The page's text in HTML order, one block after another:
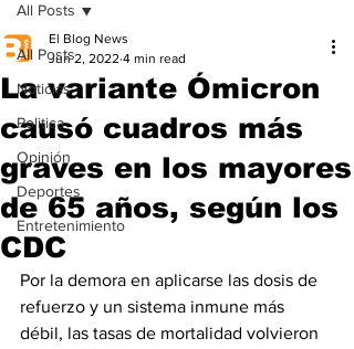
All Posts
Noticias
Politica
Opinión
Deportes
Entretenimiento
All Posts
La variante Ómicron
causó cuadros más
graves en los mayores
de 65 años, según los
CDC
El Blog News
Jun 2, 2022 4 min read
Por la demora en aplicarse las dosis de
refuerzo y un sistema inmune más
débil, las tasas de mortalidad volvieron